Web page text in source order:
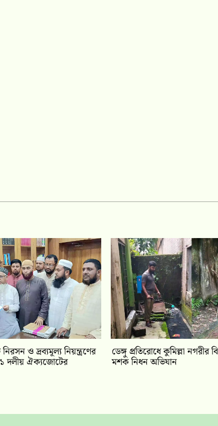
ও দ্রব্যমূল্য নিয়ন্ত্রণের
দলীয় ঐক‍্যজোটের
ডেঙ্গু প্রতিরোধে কুমিল্লা নগরীর
মশক নিধন অভিযান